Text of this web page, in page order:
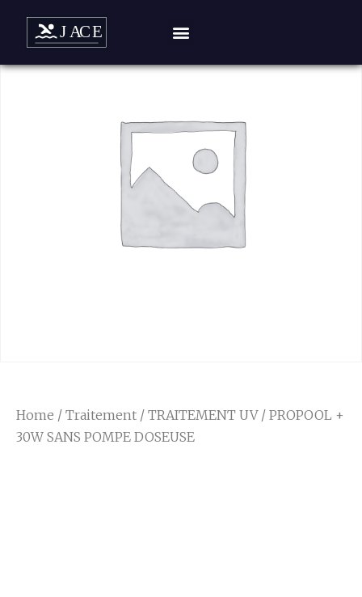
Home / Traitement / TRAITEMENT UV/ PROPOOL +
30W SANS POMPE DOSEUSE